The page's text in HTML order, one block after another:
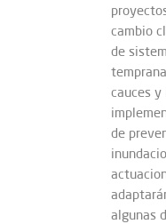
cambio
de
cauces y
de
algunas